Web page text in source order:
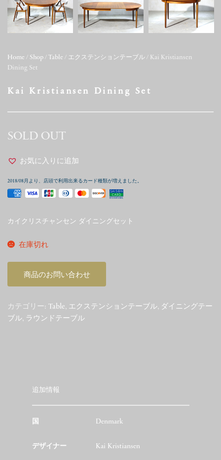
Home / Shop / Table / エクステンションテーブル / Kai Kristiansen
Dining Set
Kai Kristiansen Dining Set
SOLD OUT
お気に入りに追加
2018/08月より、店頭で利用出来るカード種類が増えました。
カイクリスチャンセン ダイニングセット
在庫切れ
商品のお問い合わせ
カテゴリー: Table, エクステンションテーブル, ダイニングテー
ブル, ラウンドテーブル
追加情報
国 Denmark
デザイナー Kai Kristiansen